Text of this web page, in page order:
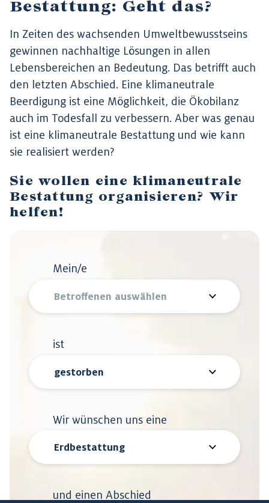
Bestattung: Geht das?
In Zeiten des wachsenden Umweltbewusstseins
gewinnen nachhaltige Lösungen in allen
Lebensbereichen an Bedeutung. Das betrifft auch
den letzten Abschied. Eine klimaneutrale
Beerdigung ist eine Möglichkeit, die Ökobilanz
auch im Todesfall zu verbessern. Aber was genau
ist eine klimaneutrale Bestattung und wie kann
sie realisiert werden?
Sie wollen eine klimaneutrale
Bestattung organisieren? Wir
helfen!
Mein/e
ist
Wir wünschen uns eine
und einen Abschied